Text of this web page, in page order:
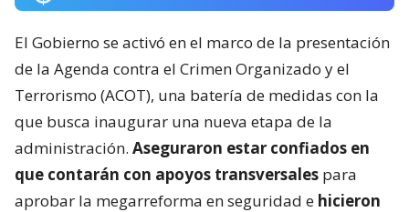
El Gobierno se activó en el marco de la presentación
de la Agenda contra el Crimen Organizado y el
Terrorismo (ACOT), una batería de medidas con la
que busca inaugurar una nueva etapa de la
administración. Aseguraron estar confiados en
que contarán con apoyos transversales para
aprobar la megarreforma en seguridad e hicieron